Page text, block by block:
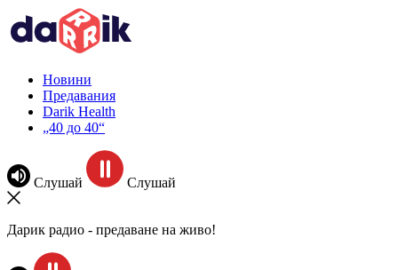
Новини
Предавания
Darik Health
„40 до 40“
Слушай Слушай
Дарик радио - предаване на живо!